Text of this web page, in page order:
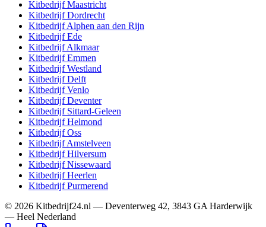
KitbedrijfMaastricht
KitbedrijfDordrecht
KitbedrijfAlphen aan den Rijn
KitbedrijfEde
KitbedrijfAlkmaar
KitbedrijfEmmen
KitbedrijfWestland
KitbedrijfDelft
KitbedrijfVenlo
KitbedrijfDeventer
Kitbedrijf Sittard-Geleen
KitbedrijfHelmond
KitbedrijfOss
KitbedrijfAmstelveen
KitbedrijfHilversum
KitbedrijfNissewaard
KitbedrijfHeerlen
KitbedrijfPurmerend
© 2026 Kitbedrijf24.nl — Deventerweg 42, 3843 GA Harderwijk
— Heel Nederland